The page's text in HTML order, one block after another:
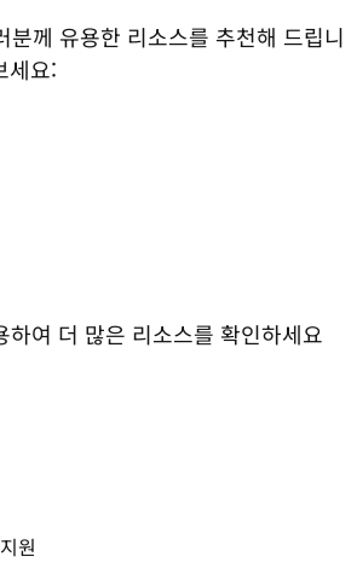
분께 유용한 리소스를 추천해 드립니
세요:
여 더 많은 리소스를 확인하세요
원